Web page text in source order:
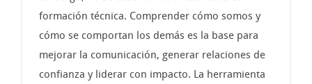
formación técnica. Comprender cómo somos y
cómo se comportan los demás es la base para
mejorar la comunicación, generar relaciones de
confianza y liderar con impacto. La herramienta